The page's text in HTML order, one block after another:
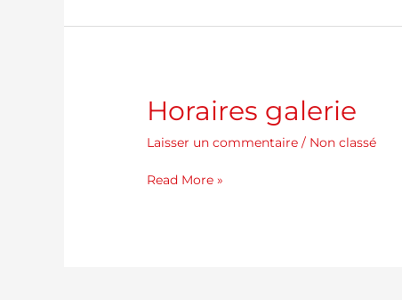
Horaires galerie
Laisser un commentaire / Non classé
Horaires
galerie
Read More »